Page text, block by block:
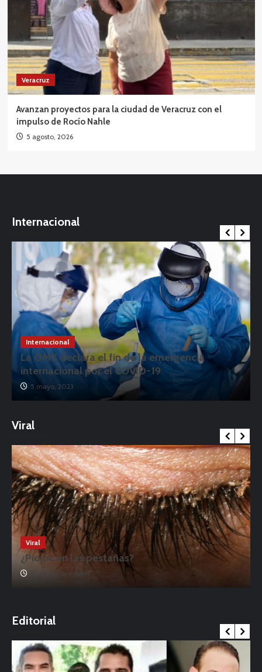
Veracruz
Avanzan proyectos para la ciudad de Veracruz con el
impulso de Rocío Nahle
5 agosto, 2026
Internacional
Internacional
La OMS declara el fin de la emergencia
internacional por el COVID-19
5 mayo, 2023
Viral
Viral
¿Piojos en las pestañas?
17 noviembre, 2019
Editorial